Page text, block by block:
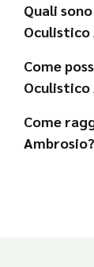
Quali
Oculistico
Come
Oculistico
Come
Ambrosio?